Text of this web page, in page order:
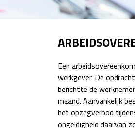
Een
werkgever. De
berichtte de
maand. Aanvankelijk
het opzegverbod
ongeldigheid daarvan